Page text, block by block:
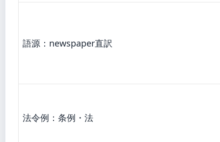
語源：newspaper直訳
法令例：条例・法